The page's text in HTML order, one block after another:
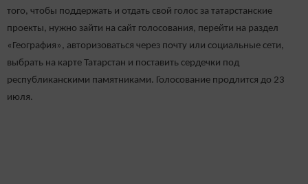
того, чтобы поддержать и отдать свой голос за татарстанские
проекты, нужно зайти на сайт голосования, перейти на раздел
«География», авторизоваться через почту или социальные сети,
выбрать на карте Татарстан и поставить сердечки под
республиканскими памятниками. Голосование продлится до 23
июля.